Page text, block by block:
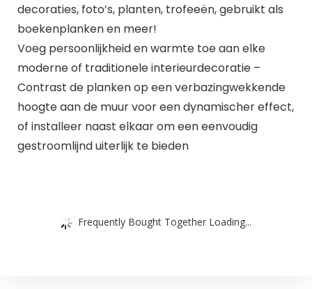
decoraties, foto’s, planten, trofeeën, gebruikt als
boekenplanken en meer!
Voeg persoonlijkheid en warmte toe aan elke
moderne of traditionele interieurdecoratie –
Contrast de planken op een verbazingwekkende
hoogte aan de muur voor een dynamischer effect,
of installeer naast elkaar om een eenvoudig
gestroomlijnd uiterlijk te bieden
Frequently Bought Together Loading...